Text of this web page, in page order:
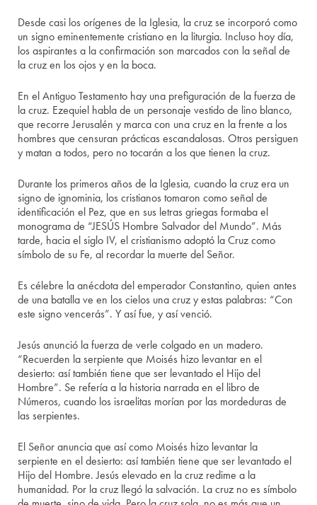
Desde casi los orígenes de la Iglesia, la cruz se incorporó como
un signo eminentemente cristiano en la liturgia. Incluso hoy día,
los aspirantes a la confirmación son marcados con la señal de
la cruz en los ojos y en la boca.
En el Antiguo Testamento hay una prefiguración de la fuerza de
la cruz. Ezequiel habla de un personaje vestido de lino blanco,
que recorre Jerusalén y marca con una cruz en la frente a los
hombres que censuran prácticas escandalosas. Otros persiguen
y matan a todos, pero no tocarán a los que tienen la cruz.
Durante los primeros años de la Iglesia, cuando la cruz era un
signo de ignominia, los cristianos tomaron como señal de
identificación el Pez, que en sus letras griegas formaba el
monograma de “JESÚS Hombre Salvador del Mundo”. Más
tarde, hacia el siglo IV, el cristianismo adoptó la Cruz como
símbolo de su Fe, al recordar la muerte del Señor.
Es célebre la anécdota del emperador Constantino, quien antes
de una batalla ve en los cielos una cruz y estas palabras: “Con
este signo vencerás”. Y así fue, y así venció.
Jesús anunció la fuerza de verle colgado en un madero.
“Recuerden la serpiente que Moisés hizo levantar en el
desierto: así también tiene que ser levantado el Hijo del
Hombre”. Se refería a la historia narrada en el libro de
Números, cuando los israelitas morían por las mordeduras de
las serpientes.
El Señor anuncia que así como Moisés hizo levantar la
serpiente en el desierto: así también tiene que ser levantado el
Hijo del Hombre. Jesús elevado en la cruz redime a la
humanidad. Por la cruz llegó la salvación. La cruz no es símbolo